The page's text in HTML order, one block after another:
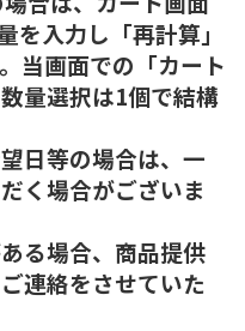
を入力し「再計算」
当画面での「カート
量選択は1個で結構
日等の場合は、一
く場合がございま
る場合、商品提供
連絡をさせていた